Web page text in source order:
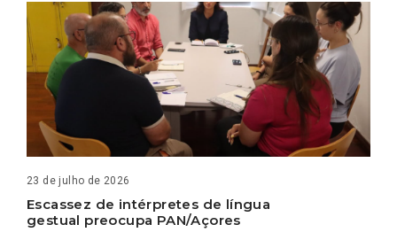
23 de julho de 2026
Escassez de intérpretes de língua
gestual preocupa PAN/Açores